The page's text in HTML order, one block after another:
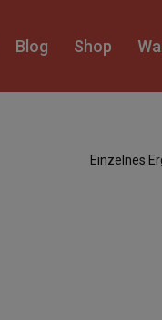
Blog Shop
Einzelnes